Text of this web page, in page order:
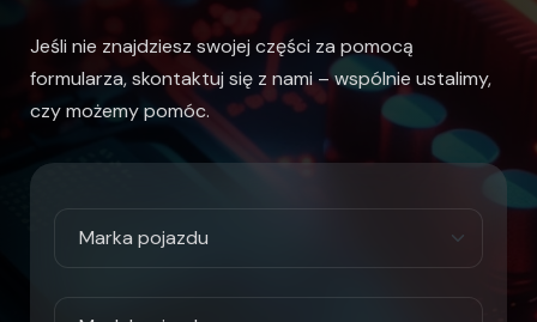
Jeśli nie znajdziesz swojej części za pomocą
formularza, skontaktuj się z nami – wspólnie ustalimy,
czy możemy pomóc.